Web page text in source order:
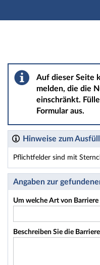
Barriere melden
Auf dieser Seite
melden, die die
einschränkt.
Formular aus.
Hinweise zum
Pflichtfelder sind mit
Dieses Formular enthält
Angaben zur
Um welche Art von Barriere
Beschreiben Sie die Barriere